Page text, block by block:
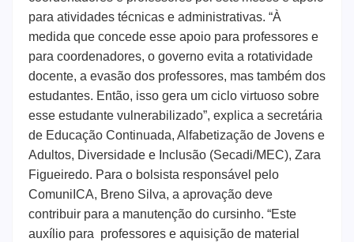
para atividades técnicas e administrativas. “À
medida que concede esse apoio para professores e
para coordenadores, o governo evita a rotatividade
docente, a evasão dos professores, mas também dos
estudantes. Então, isso gera um ciclo virtuoso sobre
esse estudante vulnerabilizado”, explica a secretária
de Educação Continuada, Alfabetização de Jovens e
Adultos, Diversidade e Inclusão (Secadi/MEC), Zara
Figueiredo. Para o bolsista responsável pelo
ComuniICA, Breno Silva, a aprovação deve
contribuir para a manutenção do cursinho. “Este
auxílio para professores e aquisição de material